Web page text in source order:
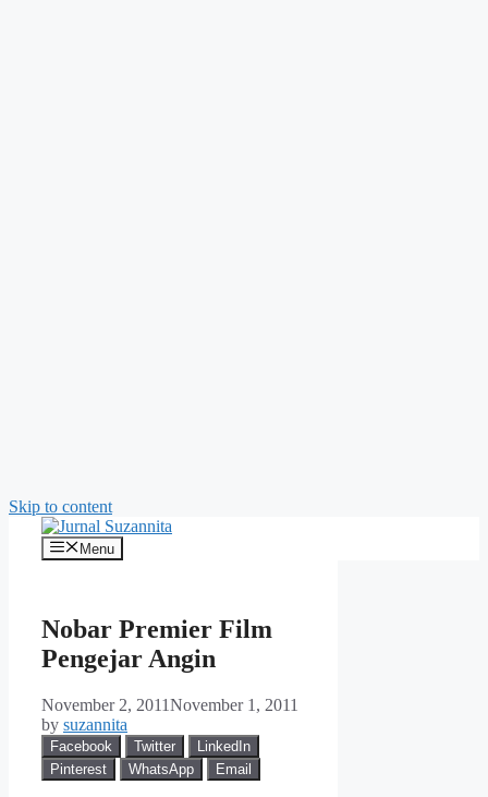
Skip to content
Menu
Nobar Premier Film
Pengejar Angin
November 2, 2011November 1, 2011
by suzannita
Facebook Twitter
LinkedIn
Pinterest
WhatsApp Email